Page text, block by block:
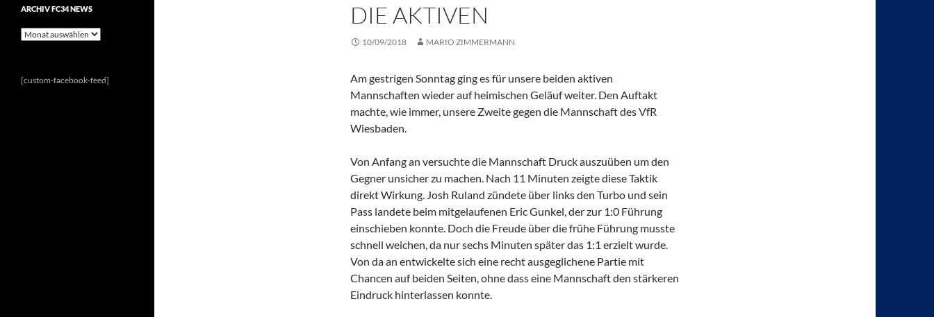
DIE AKTIVEN
10/09/2018 MARIO ZIMMERMANN
Am gestrigen Sonntag ging es für unsere beiden aktiven
Mannschaften wieder auf heimischen Geläuf weiter. Den Auftakt
machte, wie immer, unsere Zweite gegen die Mannschaft des VfR
Wiesbaden.
Von Anfang an versuchte die Mannschaft Druck auszuüben um den
Gegner unsicher zu machen. Nach 11 Minuten zeigte diese Taktik
direkt Wirkung. Josh Ruland zündete über links den Turbo und sein
Pass landete beim mitgelaufenen Eric Gunkel, der zur 1:0 Führung
einschieben konnte. Doch die Freude über die frühe Führung musste
schnell weichen, da nur sechs Minuten später das 1:1 erzielt wurde.
Von da an entwickelte sich eine recht ausgeglichene Partie mit
Chancen auf beiden Seiten, ohne dass eine Mannschaft den stärkeren
Eindruck hinterlassen konnte.
ARCHIV FC34 NEWS
Archiv
[custom-facebook-feed]